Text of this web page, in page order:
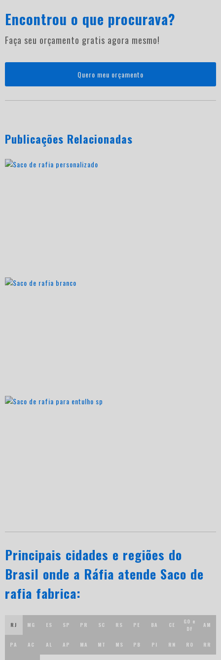
Encontrou o que procurava?
Faça seu orçamento gratis agora mesmo!
Quero meu orçamento
Publicações Relacionadas
Principais cidades e regiões do
Brasil onde a Ráfia atende Saco de
rafia fabrica:
RJ MG ES SP PR SC RS PE BA CE
GO e
DF
AM
PA AC AL AP MA MT MS PB PI RN RO RR